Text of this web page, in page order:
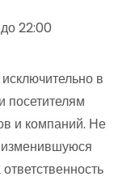
22:00
в
посетителям
и компаний. Не